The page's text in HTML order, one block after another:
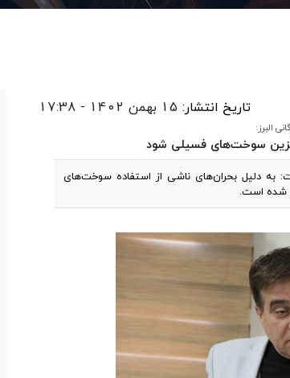
تاریخ انتشار: 15 بهمن 1402 - 17:38
البرز:
سوخت‌های فسیلی شود
به دلیل بحران‌های ناشی از استفاده سوخت‌های
شده است.